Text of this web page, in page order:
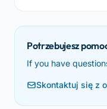
Potrzebujesz
If you have
Skontaktuj się z